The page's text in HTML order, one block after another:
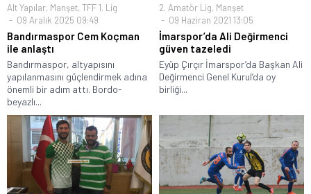
Alt Yapılar, Manşet, TFF 1. Lig
09 Aralık 2025 09:49
Bandırmaspor Cem Koçman
ile anlaştı
Bandırmaspor, altyapısını
yapılanmasını güçlendirmek adına
önemli bir adım attı. Bordo-
beyazlı...
2. Amatör Lig, Manşet
09 Haziran 2021 13:05
İmarspor’da Ali Değirmenci
güven tazeledi
Eyüp Çırçır İmarspor’da Başkan Ali
Değirmenci Genel Kurul’da oy
birliği...